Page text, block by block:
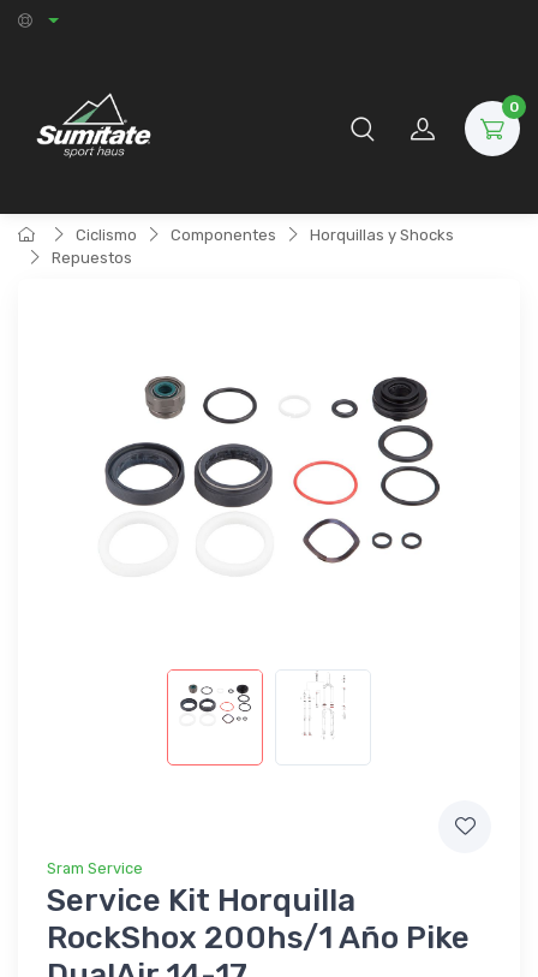
0
Ciclismo Componentes
Horquillas y Shocks
Repuestos
Sram Service
Service Kit Horquilla
RockShox 200hs/1 Año Pike